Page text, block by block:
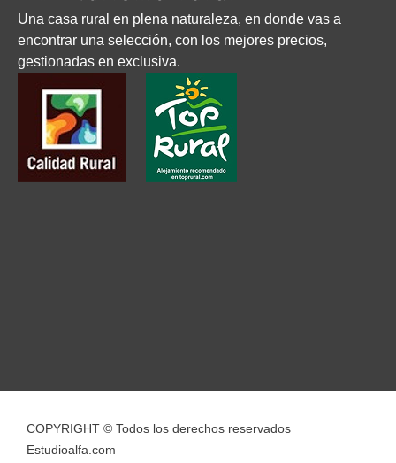
Una casa rural en plena naturaleza, en donde vas a
encontrar una selección, con los mejores precios,
gestionadas en exclusiva.
COPYRIGHT © Todos los derechos reservados
Estudioalfa.com